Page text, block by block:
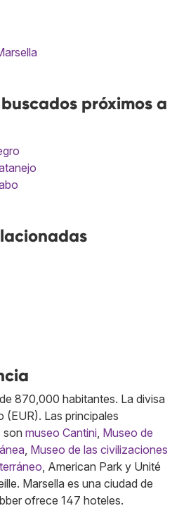
próximos a
870,000 habitantes. La divisa
(EUR). Las principales
son museo Cantini Museo de
Museo de las civilizaciones
, American Park y Unité
Marsella es una ciudad de
ofrece 147 hoteles.